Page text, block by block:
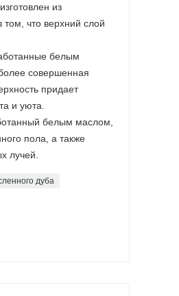
из
что верхний слой
белым
совершенная
придает
и уюта.
белым маслом,
пола, а также
лучей.
дуба